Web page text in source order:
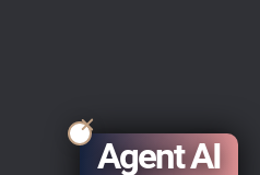
Agent AI